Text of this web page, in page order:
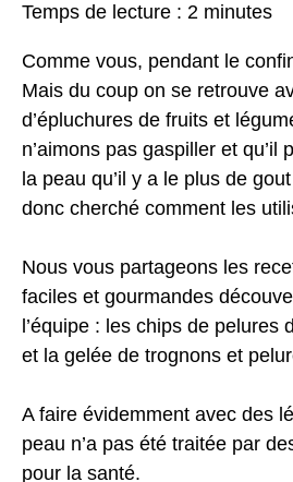
Temps de lecture : 2 minutes
Comme vous, pendant le
Mais du coup on se retrouve
d’épluchures de fruits et
n’aimons pas gaspiller et qu’il
la peau qu’il y a le plus de
donc cherché comment les
Nous vous partageons les
faciles et gourmandes
l’équipe : les chips de pelures
et la gelée de trognons et
A faire évidemment avec des
peau n’a pas été traitée par
pour la santé.